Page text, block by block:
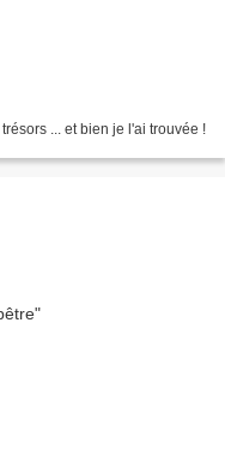
... et bien je l'ai trouvée !